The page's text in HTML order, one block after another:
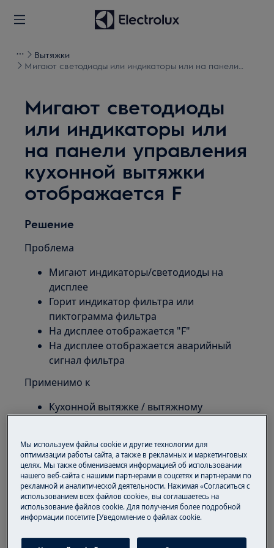
Вытяжки
Мигают светодиоды или индикаторы или на панели
Мигают светодиоды
или индикаторы или
на панели управления
кухонной вытяжки
отображается F
Решение
Проблема
Мигают индикаторы/светодиоды на
дисплее
Горит индикатор фильтра или
пиктограмма фильтра
На дисплее отображается "F"
На дисплее отображается аварийный
сигнал фильтра
Применимо к
Кухонной вытяжке / вытяжному
Решение
1. Выключите питание кухонной
вытяжки.
2. Извлеките фильтр(ы) из кухонной
вытяжки.
Мы используем файлы cookie и другие технологии для
оптимизации работы сайта, а также в рекламных и маркетинговых
целях. Мы также обмениваемся информацией об использовании
нашего веб-сайта с нашими партнерами в соцсетях и партнерами по
рекламной и аналитической деятельности. Нажимая «Согласиться с
использованием всех файлов cookie», вы соглашаетесь на
использование файлов cookie. Для получения более подробной
информации посетите [Уведомление о файлах cookie.